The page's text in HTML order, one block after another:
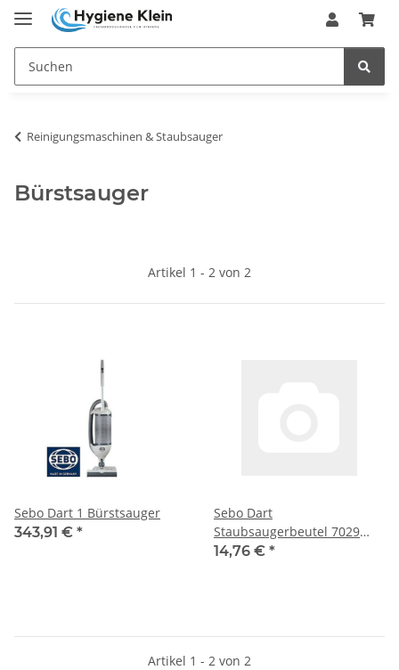
Reinigungsmaschinen & Staubsauger
Bürstsauger
Artikel 1 - 2 von 2
Sebo Dart 1 Bürstsauger
343,91 € *
Sebo Dart
Staubsaugerbeutel 7029
10Stück
14,76 € *
Artikel 1 - 2 von 2